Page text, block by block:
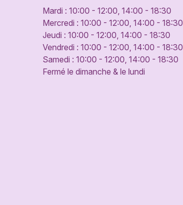
Mardi : 10:00 - 12:00, 14:00 - 18:30
Mercredi : 10:00 - 12:00, 14:00 - 18:30
Jeudi : 10:00 - 12:00, 14:00 - 18:30
Vendredi : 10:00 - 12:00, 14:00 - 18:30
Samedi : 10:00 - 12:00, 14:00 - 18:30
Fermé le dimanche & le lundi